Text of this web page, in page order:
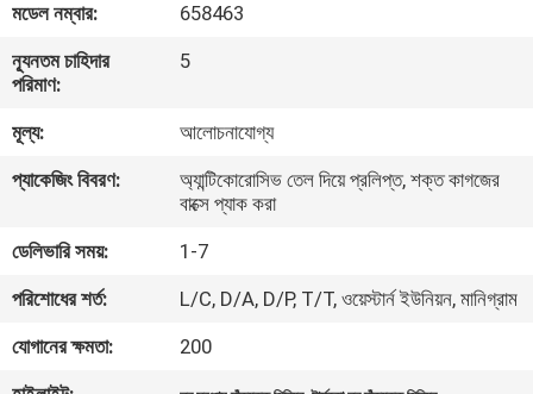
কারখানা
ভ্রমণ
মান
নিয়ন্ত্রণ
যোগাযোগ
করুন
খবর
মডেল নম্বার:
658463
ন্যূনতম চাহিদার
পরিমাণ:
5
মূল্য:
আলোচনাযোগ্য
প্যাকেজিং বিবরণ:
অ্যান্টিকোরোসিভ তেল দিয়ে প্রলিপ্ত, শক্ত কাগজের
বাক্সে প্যাক করা
ডেলিভারি সময়:
1-7
পরিশোধের শর্ত:
L/C, D/A, D/P, T/T, ওয়েস্টার্ন ইউনিয়ন, মানিগ্রাম
যোগানের ক্ষমতা:
200